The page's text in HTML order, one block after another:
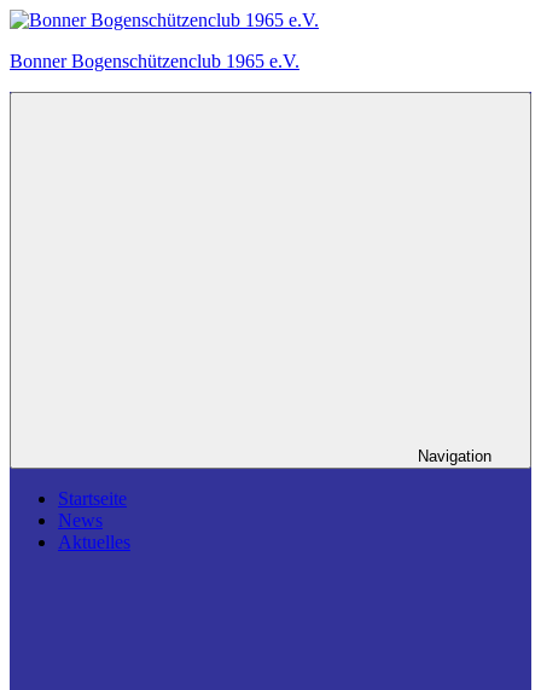
Zum
springen
Bonner Bogenschützenclub 1965 e.V.
Navigation
Startseite
News
Aktuelles